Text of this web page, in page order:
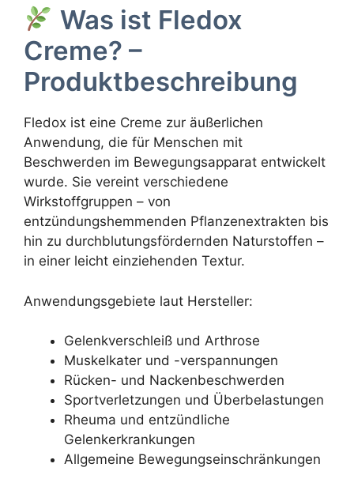
Was ist Fledox
Creme? –
Produktbeschreibung
Fledox ist eine Creme zur äußerlichen
Anwendung, die für Menschen mit
Beschwerden im Bewegungsapparat entwickelt
wurde. Sie vereint verschiedene
Wirkstoffgruppen – von
entzündungshemmenden Pflanzenextrakten bis
hin zu durchblutungsfördernden Naturstoffen –
in einer leicht einziehenden Textur.
Anwendungsgebiete laut Hersteller:
Gelenkverschleiß und Arthrose
Muskelkater und -verspannungen
Rücken- und Nackenbeschwerden
Sportverletzungen und Überbelastungen
Rheuma und entzündliche
Gelenkerkrankungen
Allgemeine Bewegungseinschränkungen